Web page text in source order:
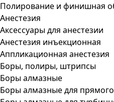
Полирование и финишная
Анестезия
Аксессуары для анестезии
Анестезия инъекционная
Аппликационная анестезия
Боры, полиры, штрипсы
Боры алмазные
Боры алмазные для